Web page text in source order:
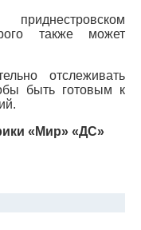
также может
отслеживать
быть готовым к
«Мир» «ДС»